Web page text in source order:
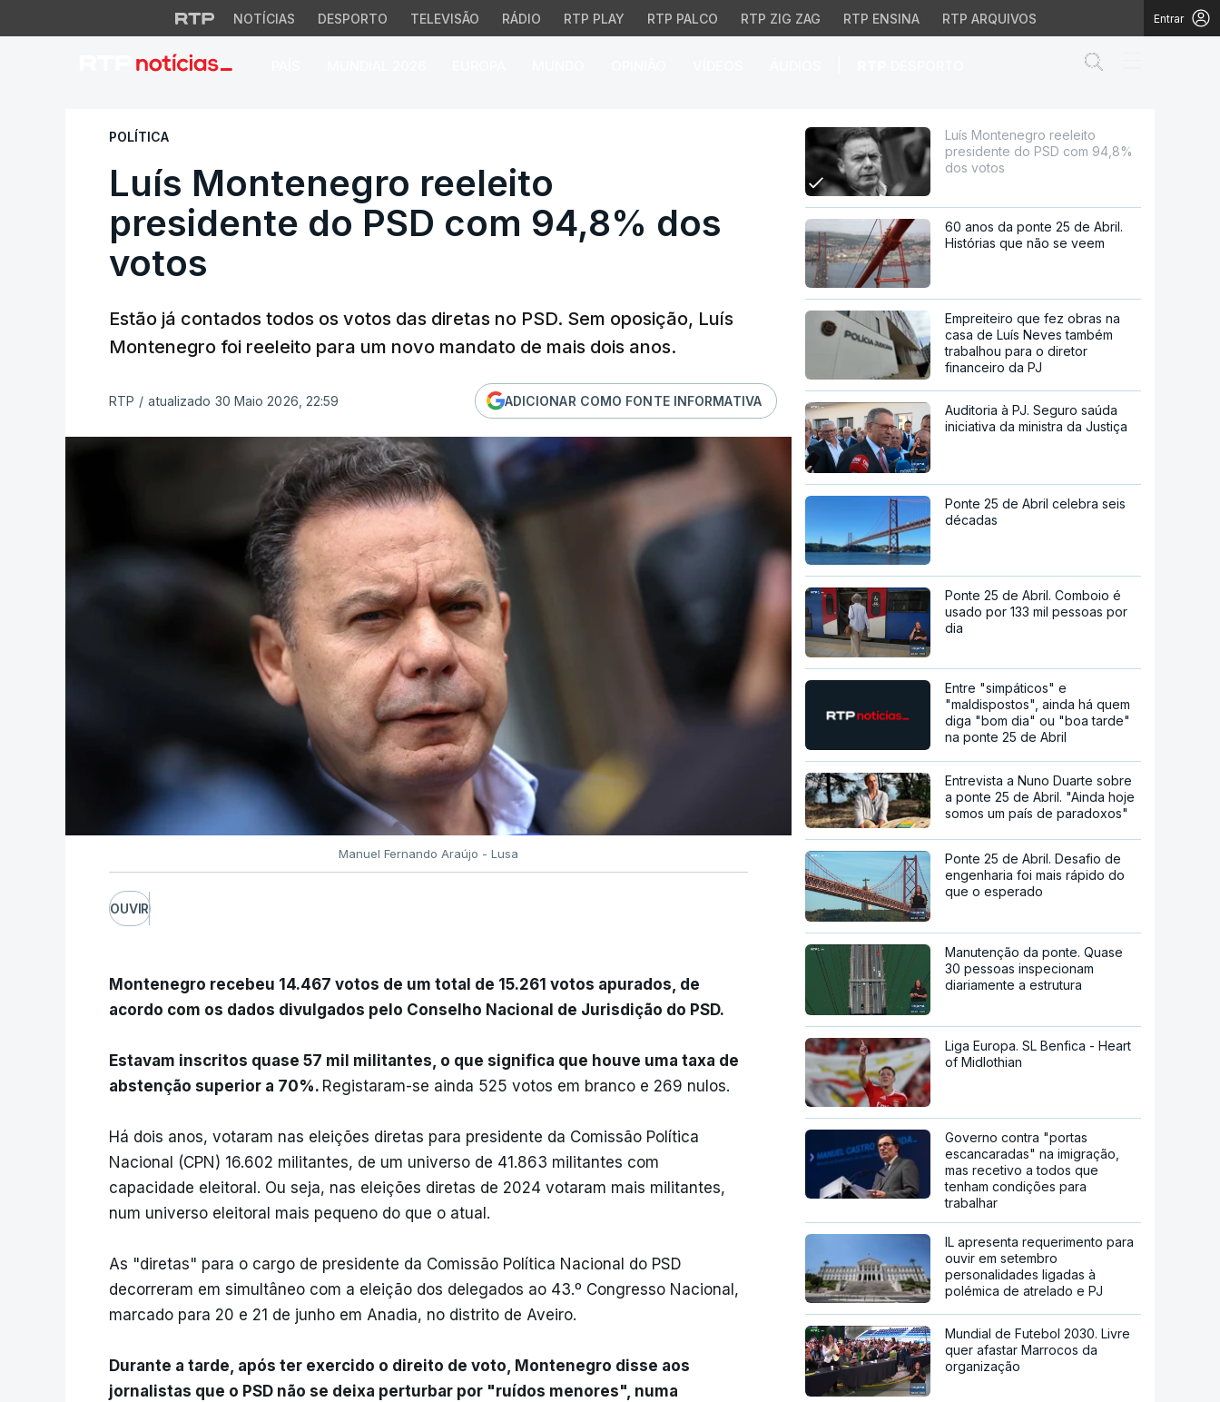
NOTÍCIAS DESPORTO TELEVISÃO RÁDIO RTP PLAY RTP PALCO RTP ZIG ZAG RTP ENSINA RTP ARQUIVOS Entrar
Luís Montenegro reeleito presidente do PSD com 94,8% dos
POLÍTICA
Luís Montenegro reeleito
presidente do PSD com 94,8% dos
votos
Estão já contados todos os votos das diretas no PSD. Sem oposição, Luís
Montenegro foi reeleito para um novo mandato de mais dois anos.
RTP / atualizado 30 Maio 2026, 22:59 ADICIONAR COMO FONTE INFORMATIVA
Manuel Fernando Araújo - Lusa
OUVIR
Montenegro recebeu 14.467 votos de um total de 15.261 votos apurados, de
acordo com os dados divulgados pelo Conselho Nacional de Jurisdição do PSD.
Estavam inscritos quase 57 mil militantes, o que significa que houve uma taxa de
abstenção superior a 70%. Registaram-se ainda 525 votos em branco e 269 nulos.
Há dois anos, votaram nas eleições diretas para presidente da Comissão Política
Nacional (CPN) 16.602 militantes, de um universo de 41.863 militantes com
capacidade eleitoral. Ou seja, nas eleições diretas de 2024 votaram mais militantes,
num universo eleitoral mais pequeno do que o atual.
As "diretas" para o cargo de presidente da Comissão Política Nacional do PSD
decorreram em simultâneo com a eleição dos delegados ao 43.º Congresso Nacional,
marcado para 20 e 21 de junho em Anadia, no distrito de Aveiro.
Durante a tarde, após ter exercido o direito de voto, Montenegro disse aos
jornalistas que o PSD não se deixa perturbar por "ruídos menores", numa
Luís Montenegro reeleito
presidente do PSD com 94,8%
dos votos
60 anos da ponte 25 de Abril.
Histórias que não se veem
Empreiteiro que fez obras na
casa de Luís Neves também
trabalhou para o diretor
financeiro da PJ
Auditoria à PJ. Seguro saúda
iniciativa da ministra da Justiça
Ponte 25 de Abril celebra seis
décadas
Ponte 25 de Abril. Comboio é
usado por 133 mil pessoas por
dia
Entre "simpáticos" e
"maldispostos", ainda há quem
diga "bom dia" ou "boa tarde"
na ponte 25 de Abril
Entrevista a Nuno Duarte sobre
a ponte 25 de Abril. "Ainda hoje
somos um país de paradoxos"
Ponte 25 de Abril. Desafio de
engenharia foi mais rápido do
que o esperado
Manutenção da ponte. Quase
30 pessoas inspecionam
diariamente a estrutura
Liga Europa. SL Benfica - Heart
of Midlothian
Governo contra "portas
escancaradas" na imigração,
mas recetivo a todos que
tenham condições para
trabalhar
IL apresenta requerimento para
ouvir em setembro
personalidades ligadas à
polémica de atrelado e PJ
Mundial de Futebol 2030. Livre
quer afastar Marrocos da
organização